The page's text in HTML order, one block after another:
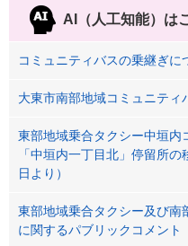
AI（人工知能）は
コミュニティバスの乗継ぎに
大東市南部地域コミュニティ
東部地域乗合タクシー中垣内
「中垣内一丁目北」停留所
日より）
東部地域乗合タクシー及び南
に関するパブリックコメント